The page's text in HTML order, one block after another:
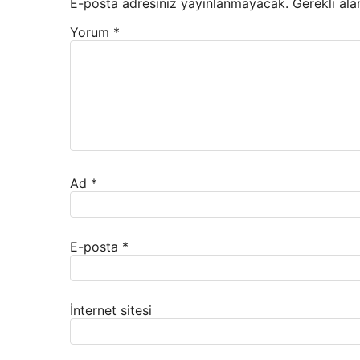
E-posta adresiniz yayınlanmayacak. Gerekli
Yorum *
Ad *
E-posta *
İnternet sitesi